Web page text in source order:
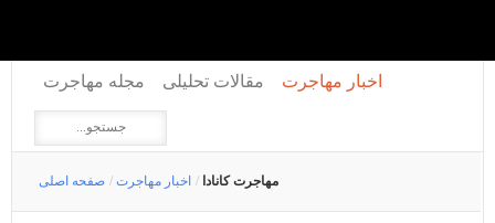
مجله مهاجرت مقالات تحلیلی اخبار مهاجرت
صفحه اصلی / اخبار مهاجرت / مهاجرت کانادا